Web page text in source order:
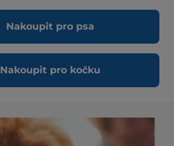
Nakoupit pro psa
Nakoupit pro kočku